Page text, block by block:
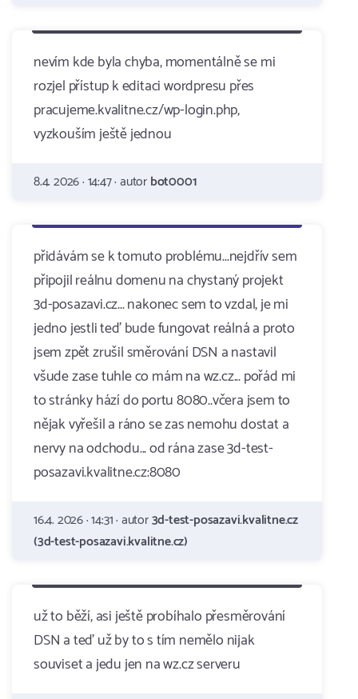
nevím kde byla chyba, momentálně se mi
rozjel přístup k editaci wordpresu přes
pracujeme.kvalitne.cz/wp-login.php,
vyzkouším ještě jednou
8.4. 2026 · 14:47 · autorbot0001
přidávám se k tomuto problému...nejdřív sem
připojil reálnu domenu na chystaný projekt
3d-posazavi.cz... nakonec sem to vzdal, je mi
jedno jestli teď bude fungovat reálná a proto
jsem zpět zrušil směrování DSN a nastavil
všude zase tuhle co mám na wz.cz... pořád mi
to stránky hází do portu 8080..včera jsem to
nějak vyřešil a ráno se zas nemohu dostat a
nervy na odchodu... od rána zase 3d-test-
posazavi.kvalitne.cz:8080
16.4. 2026 · 14:31 · autor3d-test-posazavi.kvalitne.cz
(3d-test-posazavi.kvalitne.cz)
už to běží, asi ještě probíhalo přesměrování
DSN a teď už by to s tím nemělo nijak
souviset a jedu jen na wz.cz serveru